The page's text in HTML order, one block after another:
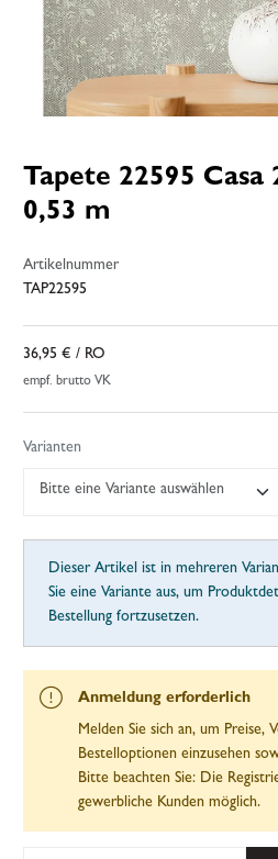
Tapete 22595 Casa
0,53 m
Artikelnummer
TAP22595
36,95 € / RO
empf. brutto VK
Varianten
Bitte eine Variante auswählen
Dieser Artikel ist in mehreren
Sie eine Variante aus, um
Bestellung fortzusetzen.
Anmeldung erforderlich
Melden Sie sich an, um Preise,
Bestelloptionen einzusehen
Bitte beachten Sie: Die
gewerbliche Kunden möglich.